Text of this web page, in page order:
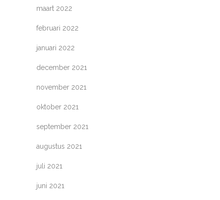
maart 2022
februari 2022
januari 2022
december 2021
november 2021
oktober 2021
september 2021
augustus 2021
juli 2021
juni 2021